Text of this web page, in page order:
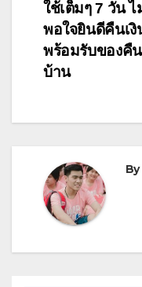
ใช้เต็มๆ 7 วัน ไ
พอใจยินดีคืนเงิ
พร้อมรับของคื
บ้าน
By